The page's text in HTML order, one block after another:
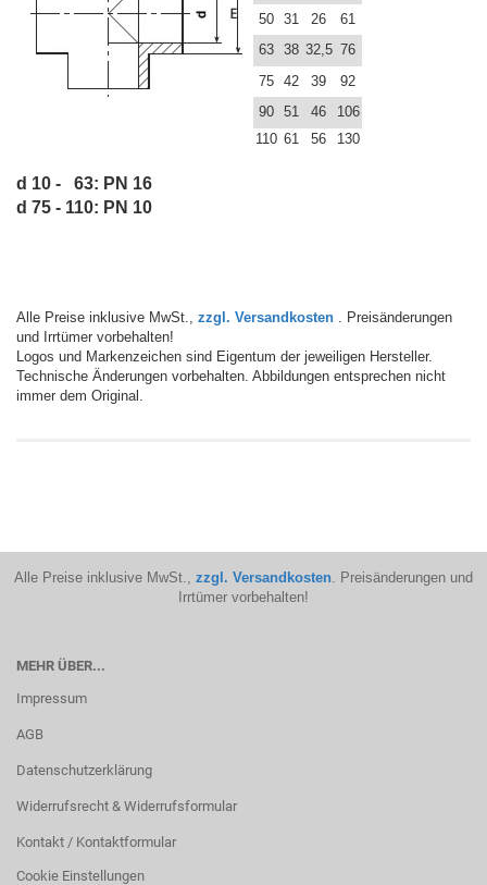
50 31 26
61
63 38 32,5 76
75 42 39
92
90 51 46
106
110 61 56 130
d 10 - 63: PN 16
d 75 - 110: PN 10
Alle Preise inklusive MwSt., zzgl. Versandkosten . Preisänderungen
und Irrtümer vorbehalten!
Logos und Markenzeichen sind Eigentum der jeweiligen Hersteller.
Technische Änderungen vorbehalten. Abbildungen entsprechen nicht
immer dem Original.
Alle Preise inklusive MwSt., zzgl. Versandkosten. Preisänderungen und
Irrtümer vorbehalten!
MEHR ÜBER...
Impressum
AGB
Datenschutzerklärung
Widerrufsrecht & Widerrufsformular
Kontakt / Kontaktformular
Cookie Einstellungen